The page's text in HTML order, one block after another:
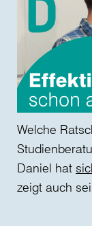
Welche
Daniel hat
zeigt auch